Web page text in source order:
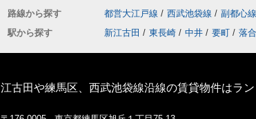
路線から探す
都営大江戸線 / 西武池袋線 / 副都心線
駅から探す
新江古田 / 東長崎 / 中井 / 要町 / 落合
江古田や練馬区、西武池袋線沿線の賃貸物件はラ